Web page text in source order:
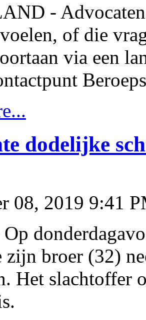
-
of die
via een
dodelijke
08, 2019 9:41
zijn broer (32)
Het slachtoffer